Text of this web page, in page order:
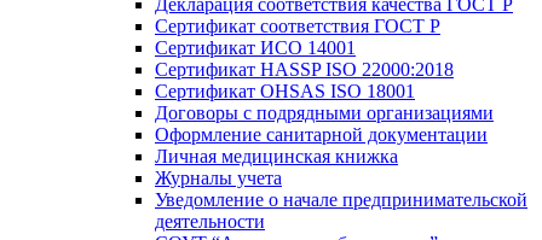
Декларация соответствия качества ГОСТ Р
Сертификат соответствия ГОСТ Р
Сертификат ИСО 14001
Сертификат HASSP ISO 22000:2018
Сертификат OHSAS ISO 18001
Договоры с подрядными организациями
Оформление санитарной документации
Личная медицинская книжка
Журналы учета
Уведомление о начале предпринимательской
деятельности